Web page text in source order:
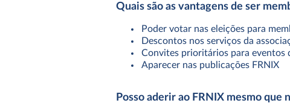
Quais são as vantagens de ser
Poder votar nas eleições para
Descontos nos serviços da
Convites prioritários para eventos
Aparecer nas publicações FRNIX
Posso aderir ao FRNIX mesmo que